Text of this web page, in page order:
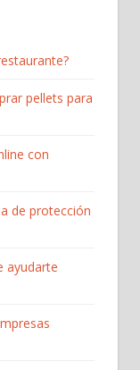
pellets para
con
de protección
ayudarte